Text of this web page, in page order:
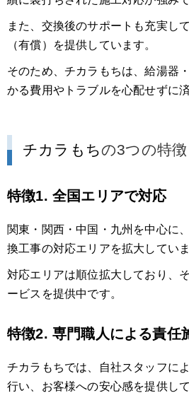
また、交換後のサポートも充実し
（有償）を提供しています。
そのため、チカラもちは、給湯器
かる費用やトラブルを心配せずに
チカラもちの3つの特徴
特徴1. 全国エリアで対応
関東・関西・中国・九州を中心に
換工事の対応エリアを拡大していま
対応エリアは順位拡大しており、
ービスを提供中です。
特徴2. 専門職人による責任
チカラもちでは、自社スタッフに
行い、お客様への安心感を提供して